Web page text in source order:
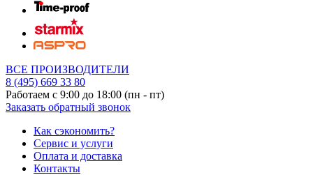
ВСЕ ПРОИЗВОДИТЕЛИ
8 (495) 669 33 80
Работаем с 9:00 до 18:00 (пн - пт)
Заказать обратный звонок
Как сэкономить?
Сервис и услуги
Оплата и доставка
Контакты